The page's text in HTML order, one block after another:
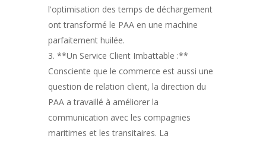
l'optimisation des temps de déchargement
ont transformé le PAA en une machine
parfaitement huilée.
**Un Service Client Imbattable :**
Consciente que le commerce est aussi une
question de relation client, la direction du
PAA a travaillé à améliorer la
communication avec les compagnies
maritimes et les transitaires. La